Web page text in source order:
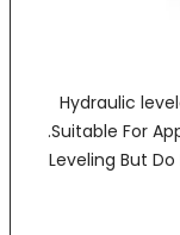
Hydraulic
.Suitable For
Leveling But